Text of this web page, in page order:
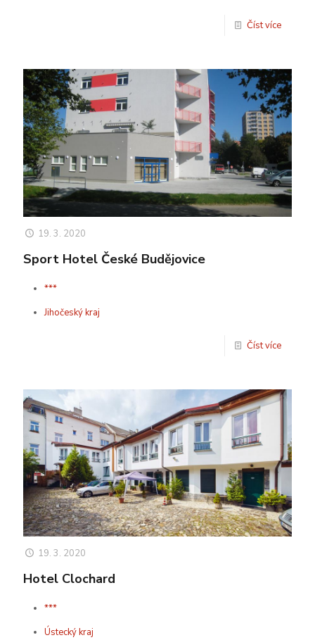
Číst více
19. 3. 2020
Sport Hotel České Budějovice
***
Jihočeský kraj
Číst více
19. 3. 2020
Hotel Clochard
***
Ústecký kraj